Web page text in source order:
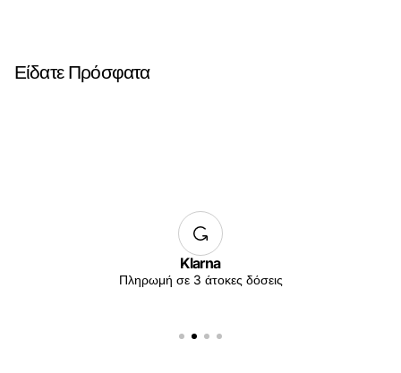
Είδατε Πρόσφατα
Klarna
Πληρωμή σε 3 άτοκες δόσεις